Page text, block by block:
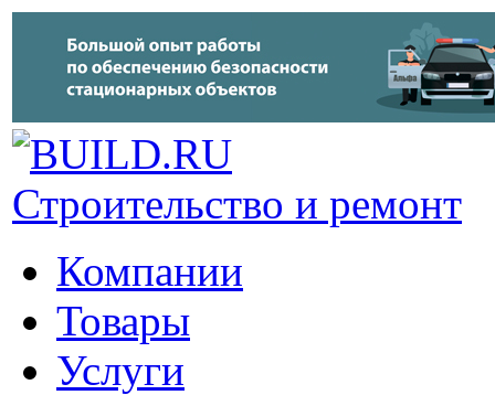
Строительство и ремонт
Компании
Товары
Услуги